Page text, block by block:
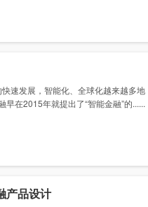
速发展，智能化、全球化越来越多地
在2015年就提出了“智能金融”的......
产品设计